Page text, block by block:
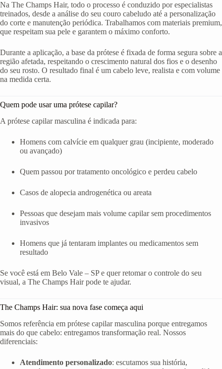
Na The Champs Hair, todo o processo é conduzido por especialistas
treinados, desde a análise do seu couro cabeludo até a personalização
do corte e manutenção periódica. Trabalhamos com materiais premium,
que respeitam sua pele e garantem o máximo conforto.
Durante a aplicação, a base da prótese é fixada de forma segura sobre a
região afetada, respeitando o crescimento natural dos fios e o desenho
do seu rosto. O resultado final é um cabelo leve, realista e com volume
na medida certa.
Quem pode usar uma prótese capilar?
A prótese capilar masculina é indicada para:
Homens com calvície em qualquer grau (incipiente, moderado
ou avançado)
Quem passou por tratamento oncológico e perdeu cabelo
Casos de alopecia androgenética ou areata
Pessoas que desejam mais volume capilar sem procedimentos
invasivos
Homens que já tentaram implantes ou medicamentos sem
resultado
Se você está em Belo Vale – SP e quer retomar o controle do seu
visual, a The Champs Hair pode te ajudar.
The Champs Hair: sua nova fase começa aqui
Somos referência em prótese capilar masculina porque entregamos
mais do que cabelo: entregamos transformação real. Nossos
diferenciais:
Atendimento personalizado: escutamos sua história,